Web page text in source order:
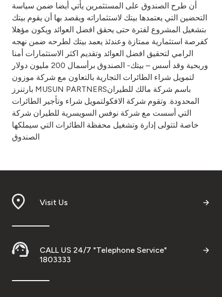
أن طرح الصندوق على المستثمرين يأتي أيضا ضمن سياسة
التحضين التي يعتمدها بيتك لاستثماراته ويقصد بها أن يقوم بيتك
بتشغيل المشروع لفترة حتى يحقق افضل العوائد ويكون مؤهلا
كفرصة استثمارية ممتازة وعندئذ يعمد بيتك لطرحه ضمن نهجه
الرامي لتحقيق افضل العوائد وتقديم اكثر الاستثمارات أمنا
وربحية وقد أسس – بيتك- الصندوق برأسمال 200 مليون دولار
لتمويل شراء الطائرات التجارية بالتعاون مع شركة موزون
بارتنرز MUSUN PARTNERSباسم شركة مالك للطيران
المحدودة. وتقوم شركة الافكولتمويل شراء وتأجير الطائرات
التي أسست مع شركة نوفس السويسرية للطيران شركة
خاصة لتتولى إدارة وتشغيل محفظة الطائرات التي سيملكها
الصندوق
Visit Us
CALL US 24/7 "Telephone Service"
1803333